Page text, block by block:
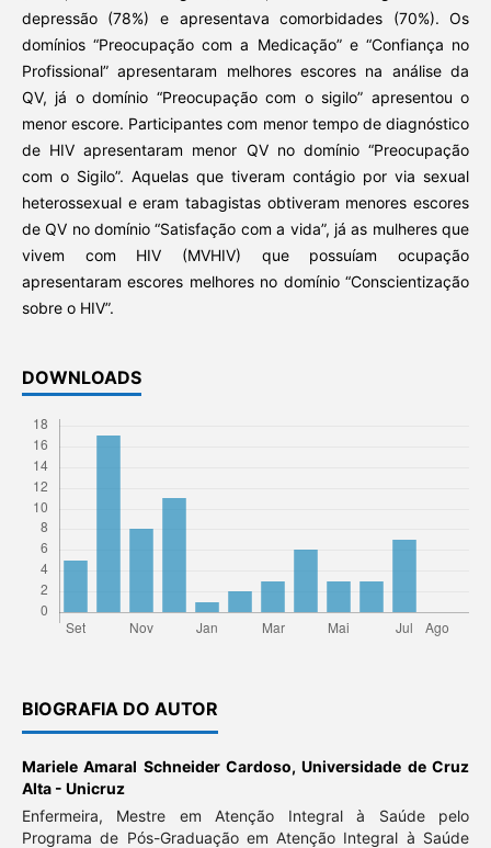
depressão (78%) e apresentava comorbidades (70%). Os
domínios “Preocupação com a Medicação” e “Confiança no
Profissional” apresentaram melhores escores na análise da
QV, já o domínio “Preocupação com o sigilo” apresentou o
menor escore. Participantes com menor tempo de diagnóstico
de HIV apresentaram menor QV no domínio “Preocupação
com o Sigilo”. Aquelas que tiveram contágio por via sexual
heterossexual e eram tabagistas obtiveram menores escores
de QV no domínio “Satisfação com a vida”, já as mulheres que
vivem com HIV (MVHIV) que possuíam ocupação
apresentaram escores melhores no domínio “Conscientização
sobre o HIV”.
DOWNLOADS
BIOGRAFIA DO AUTOR
Mariele Amaral Schneider Cardoso,Universidade de Cruz
Alta - Unicruz
Enfermeira, Mestre em Atenção Integral à Saúde pelo
Programa de Pós-Graduação em Atenção Integral à Saúde